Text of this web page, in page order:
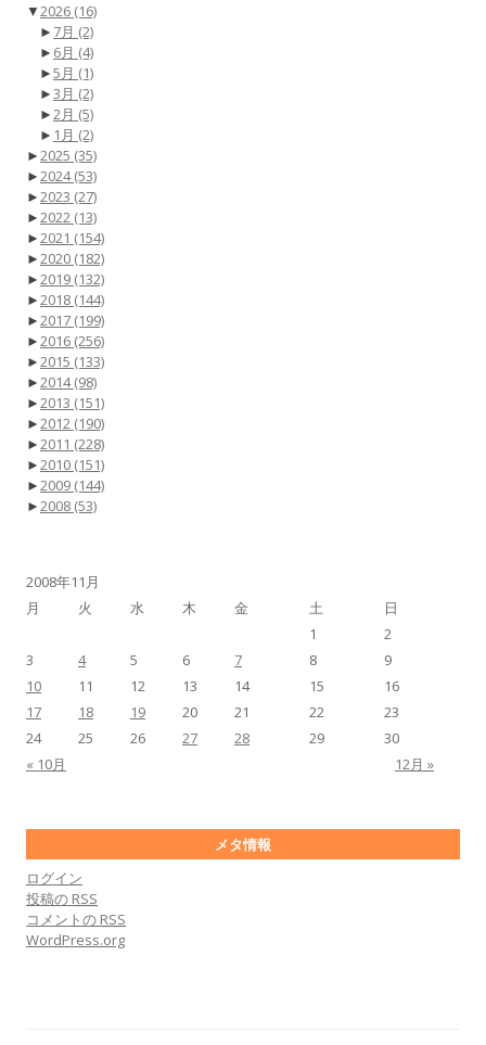
▼2026 (16)
► 7月 (2)
► 6月 (4)
►5月 (1)
►3月 (2)
►2月 (5)
► 1月 (2)
►2025 (35)
►2024(53)
►2023 (27)
►2022 (13)
►2021 (154)
►2020 (182)
►2019 (132)
►2018 (144)
►2017 (199)
►2016 (256)
►2015 (133)
►2014(98)
►2013 (151)
►2012 (190)
►2011 (228)
►2010 (151)
►2009 (144)
►2008 (53)
2008年11月
月
火 水 木 金 土 日
« 10月 12月 »
1
2
3
4 5 6 7 8
9
10
11 12 13 14 15
16
17
18 19 20 21 22
23
24
25 26 27 28 29 30
メタ情報
ログイン
投稿の RSS
コメントの RSS
WordPress.org